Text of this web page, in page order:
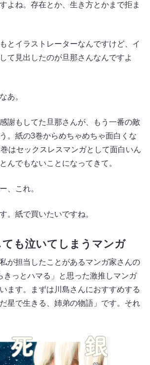
よね。存在とか、生き方とかまで拒ま
とイラストレーターなんですけど、イ
て見出したのが旦那さんなんですよ
あ。
謝もしてた旦那さんが、もう一番の敵
。紙の3巻からめちゃめちゃ面白くな
はセックスレスマンガとして面白いん
んでもないことになってきて。
、これ。
。紙で買いたいですね。
も泣いてしまうマンガ
が担当したことがあるマンガ家さんの
きっとハマる」と思った激推しマンガ
ます。まずは川島さんにおすすめする
星で生きる、姉弟の物語」です。それ